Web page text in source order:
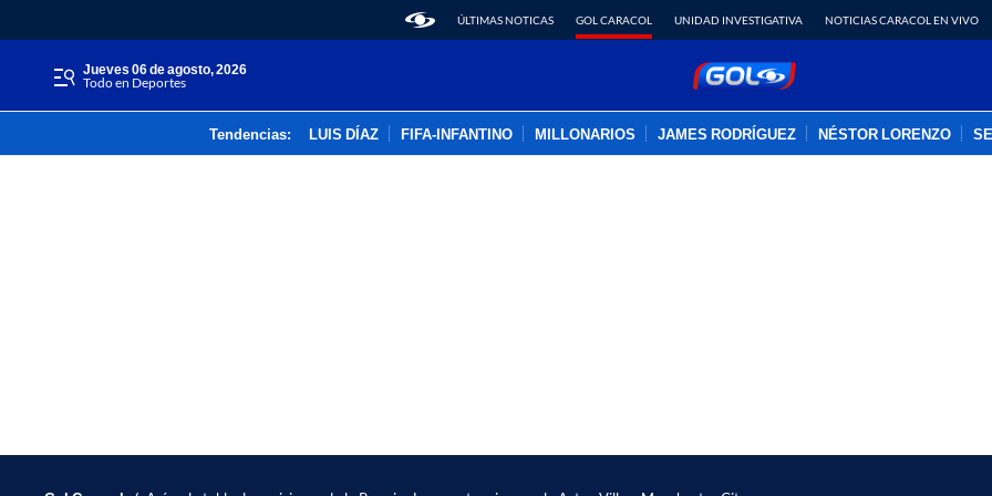
ÚLTIMAS NOTICAS GOL CARACOL UNIDAD INVESTIGATIVA NOTICIAS CARACOL EN VIVO
jueves 06 de agosto, 2026
Todo en Deportes
Tendencias: LUIS DÍAZ FIFA-INFANTINO MILLONARIOS JAMES RODRÍGUEZ NÉSTOR LORENZO